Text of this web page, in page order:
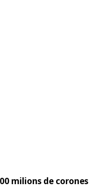
milions de corones